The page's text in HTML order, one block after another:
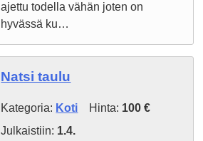
ajettu todella vähän joten on
hyvässä ku…
Natsi taulu
Kategoria: Koti Hinta: 100 €
Julkaistiin: 1.4.